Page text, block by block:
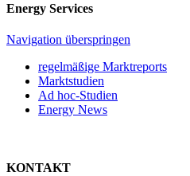
Energy Services
Navigation überspringen
regelmäßige Marktreports
Marktstudien
Ad hoc-Studien
Energy News
KONTAKT